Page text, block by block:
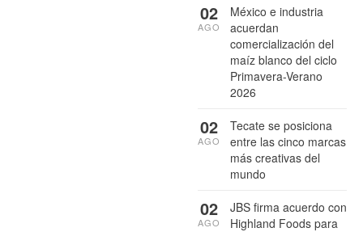
México e industria
acuerdan
comercialización del
maíz blanco del ciclo
Primavera-Verano
2026
02
AGO
Tecate se posiciona
entre las cinco marcas
más creativas del
mundo
02
AGO
JBS firma acuerdo con
Highland Foods para
02
AGO